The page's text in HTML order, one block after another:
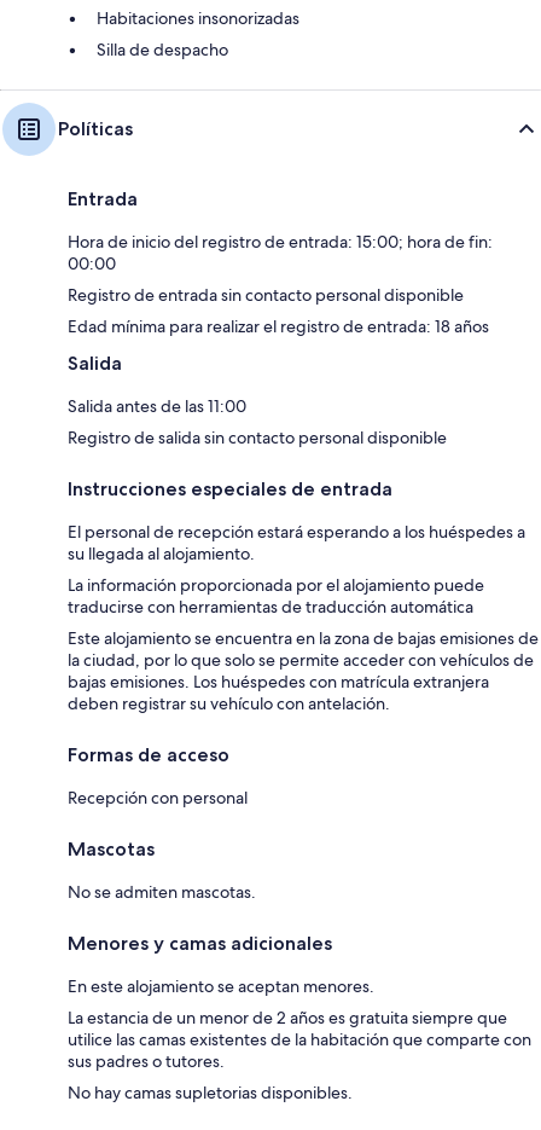
Habitaciones insonorizadas
Silla de despacho
Políticas
Entrada
Hora de inicio del registro de entrada: 15:00; hora de fin:
00:00
Registro de entrada sin contacto personal disponible
Edad mínima para realizar el registro de entrada: 18 años
Salida
Salida antes de las 11:00
Registro de salida sin contacto personal disponible
Instrucciones especiales de entrada
El personal de recepción estará esperando a los huéspedes a
su llegada al alojamiento.
La información proporcionada por el alojamiento puede
traducirse con herramientas de traducción automática
Este alojamiento se encuentra en la zona de bajas emisiones de
la ciudad, por lo que solo se permite acceder con vehículos de
bajas emisiones. Los huéspedes con matrícula extranjera
deben registrar su vehículo con antelación.
Formas de acceso
Recepción con personal
Mascotas
No se admiten mascotas.
Menores y camas adicionales
En este alojamiento se aceptan menores.
La estancia de un menor de 2 años es gratuita siempre que
utilice las camas existentes de la habitación que comparte con
sus padres o tutores.
No hay camas supletorias disponibles.